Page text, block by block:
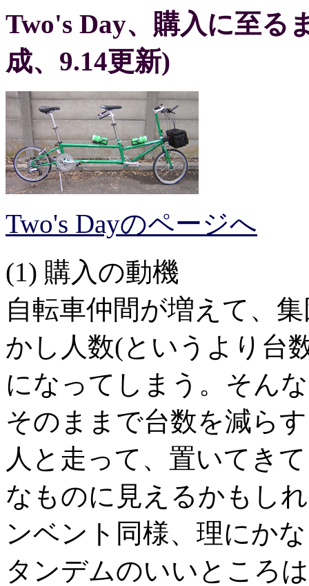
Two's Day、購入に至る
成、9.14更新)
Two's Dayのページへ
(1) 購入の動機
自転車仲間が増えて、
かし人数(というより台
になってしまう。そん
そのままで台数を減ら
人と走って、置いてき
なものに見えるかもし
ンベント同様、理にか
タンデムのいいところ